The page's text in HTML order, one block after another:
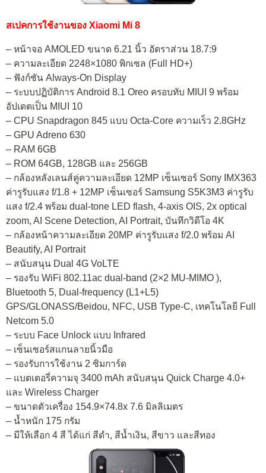
สเปคการใช้งานของ Xiaomi Mi 8
– หน้าจอ AMOLED ขนาด 6.21 นิ้ว อัตราส่วน 18.7:9
– ความละเอียด 2248×1080 พิกเซล (Full HD+)
– ฟังก์ชัน Always-On Display
– ระบบปฏิบัติการ Android 8.1 Oreo ครอบทับ MIUI 9 พร้อม
อัปเดตเป็น MIUI 10
– CPU Snapdragon 845 แบบ Octa-Core ความเร็ว 2.8GHz
– GPU Adreno 630
– RAM 6GB
– ROM 64GB, 128GB และ 256GB
– กล้องหลังเลนส์คู่ความละเอียด 12MP เซ็นเซอร์ Sony IMX363
ค่ารูรับแสง f/1.8 + 12MP เซ็นเซอร์ Samsung S5K3M3 ค่ารูรับ
แสง f/2.4 พร้อม dual-tone LED flash, 4-axis OIS, 2x optical
zoom, AI Scene Detection, AI Portrait, บันทึกวิดีโอ 4K
– กล้องหน้าความละเอียด 20MP ค่ารูรับแสง f/2.0 พร้อม AI
Beautify, AI Portrait
– สนับสนุน Dual 4G VoLTE
– รองรับ WiFi 802.11ac dual-band (2×2 MU-MIMO ),
Bluetooth 5, Dual-frequency (L1+L5)
GPS/GLONASS/Beidou, NFC, USB Type-C, เทคโนโลยี Full
Netcom 5.0
– ระบบ Face Unlock แบบ Infrared
– เซ็นเซอร์สแกนลายนิ้วมือ
– รองรับการใช้งาน 2 ซิมการ์ด
– แบตเตอรี่ความจุ 3400 mAh สนับสนุน Quick Charge 4.0+
และ Wireless Charger
– ขนาดตัวเครื่อง 154.9×74.8x 7.6 มิลลิเมตร
– น้ำหนัก 175 กรัม
– มีให้เลือก 4 สี ได้แก่ สีดำ, สีน้ำเงิน, สีขาว และสีทอง